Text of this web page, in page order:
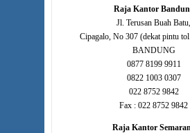
Raja Kantor
Jl. Terusan Buah Batu,
Cipagalo, No 307 (dekat pintu
BANDUNG
0877 8199 9911
0822 1003 0307
022 8752 9842
Fax : 022 8752 9842
Raja Kantor